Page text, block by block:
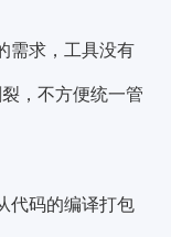
需求，工具没有
，不方便统一管
代码的编译打包